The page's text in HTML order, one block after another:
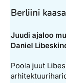
Berliini
Juudi ajaloo
Daniel
Poola juut